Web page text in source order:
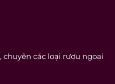
, chuyên các loại rượu ngoại